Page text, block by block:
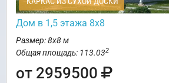
Дом в 1,5 этажа 8х8
Размер: 8х8 м
Общая площадь: 113.032
от 2959500